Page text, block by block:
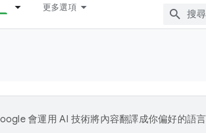
更多選項
會運用 AI 技術將內容翻譯成你偏好的語言